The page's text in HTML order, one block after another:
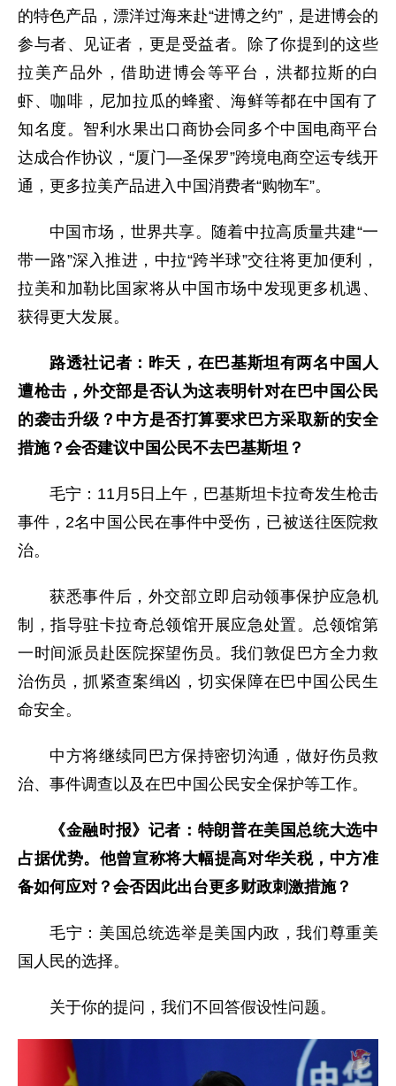
的特色产品，漂洋过海来赴“进博之约”，是进博会的
参与者、见证者，更是受益者。除了你提到的这些
拉美产品外，借助进博会等平台，洪都拉斯的白
虾、咖啡，尼加拉瓜的蜂蜜、海鲜等都在中国有了
知名度。智利水果出口商协会同多个中国电商平台
达成合作协议，“厦门—圣保罗”跨境电商空运专线开
通，更多拉美产品进入中国消费者“购物车”。
中国市场，世界共享。随着中拉高质量共建“一
带一路”深入推进，中拉“跨半球”交往将更加便利，
拉美和加勒比国家将从中国市场中发现更多机遇、
获得更大发展。
路透社记者：昨天，在巴基斯坦有两名中国人
遭枪击，外交部是否认为这表明针对在巴中国公民
的袭击升级？中方是否打算要求巴方采取新的安全
措施？会否建议中国公民不去巴基斯坦？
毛宁：11月5日上午，巴基斯坦卡拉奇发生枪击
事件，2名中国公民在事件中受伤，已被送往医院救
治。
获悉事件后，外交部立即启动领事保护应急机
制，指导驻卡拉奇总领馆开展应急处置。总领馆第
一时间派员赴医院探望伤员。我们敦促巴方全力救
治伤员，抓紧查案缉凶，切实保障在巴中国公民生
命安全。
中方将继续同巴方保持密切沟通，做好伤员救
治、事件调查以及在巴中国公民安全保护等工作。
《金融时报》记者：特朗普在美国总统大选中
占据优势。他曾宣称将大幅提高对华关税，中方准
备如何应对？会否因此出台更多财政刺激措施？
毛宁：美国总统选举是美国内政，我们尊重美
国人民的选择。
关于你的提问，我们不回答假设性问题。